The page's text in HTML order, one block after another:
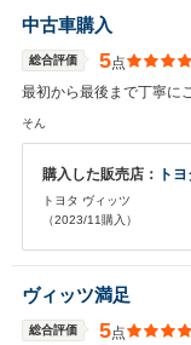
中古車購入
総合評価 5点
最初から最後まで丁寧に
そん
購入した販売店： ト
トヨタ ヴィッツ
（2023/11購入）
ヴィッツ満足
総合評価 5点